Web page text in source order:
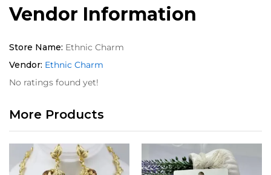
Vendor Information
Store Name: Ethnic Charm
Vendor: Ethnic Charm
No ratings found yet!
More Products